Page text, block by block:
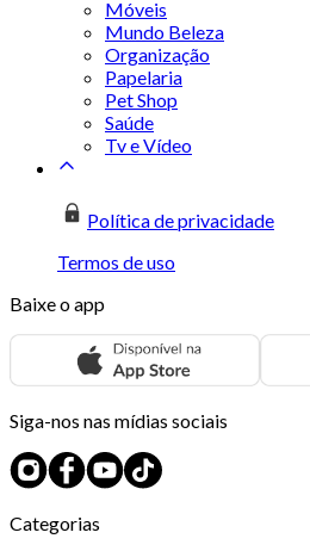
Móveis
Mundo Beleza
Organização
Papelaria
Pet Shop
Saúde
Tv e Vídeo
Política de privacidade
Termos de uso
Baixe o app
Siga-nos nas mídias sociais
Categorias